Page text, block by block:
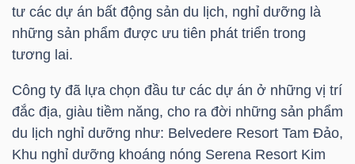
tư các dự án bất động sản du lịch, nghỉ dưỡng là
những sản phẩm được ưu tiên phát triển trong
tương lai.
Công ty đã lựa chọn đầu tư các dự án ở những vị trí
đắc địa, giàu tiềm năng, cho ra đời những sản phẩm
du lịch nghỉ dưỡng như: Belvedere Resort Tam Đảo,
Khu nghỉ dưỡng khoáng nóng Serena Resort Kim
NĂNG